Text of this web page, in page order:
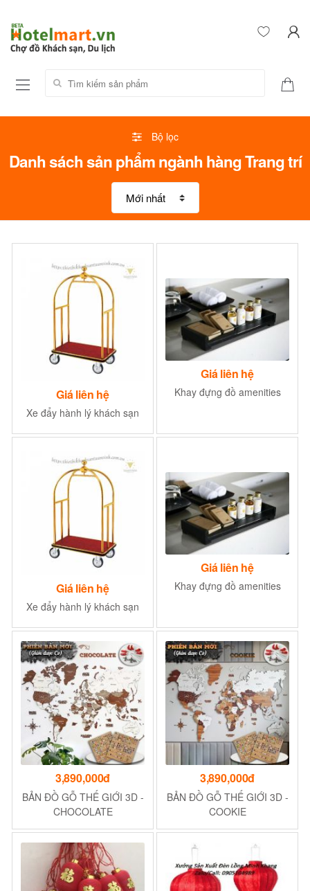
Tìm kiếm sản phẩm:
Bộ lọc
Danh sách sản phẩm ngành hàng Trang trí
Giá liên hệ
Xe đẩy hành lý khách sạn
Giá liên hệ
Khay đựng đồ amenities
Giá liên hệ
Xe đẩy hành lý khách sạn
Giá liên hệ
Khay đựng đồ amenities
3,890,000đ
BẢN ĐỒ GỖ THẾ GIỚI 3D -
CHOCOLATE
3,890,000đ
BẢN ĐỒ GỖ THẾ GIỚI 3D -
COOKIE